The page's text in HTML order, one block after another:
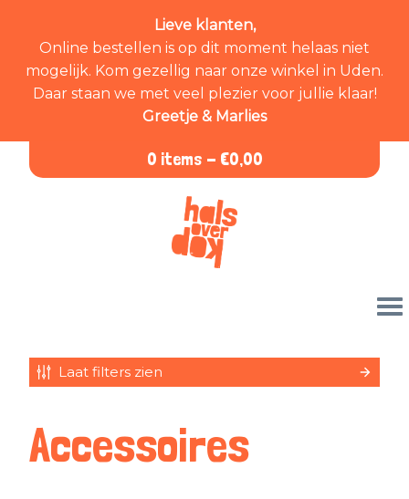
Lieve klanten,
Online bestellen is op dit moment helaas niet
mogelijk. Kom gezellig naar onze winkel in Uden.
Daar staan we met veel plezier voor jullie klaar!
Greetje & Marlies
0 items - €0,00
Laat filters zien
Accessoires